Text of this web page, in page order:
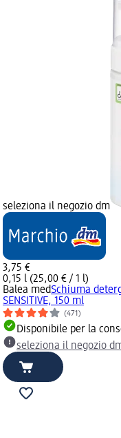
seleziona il negozio dm
3,75 €
0,15 l (25,00 € / 1 l)
Balea medSchiuma
SENSITIVE, 150 ml
(471)
Disponibile per la
seleziona il negozio